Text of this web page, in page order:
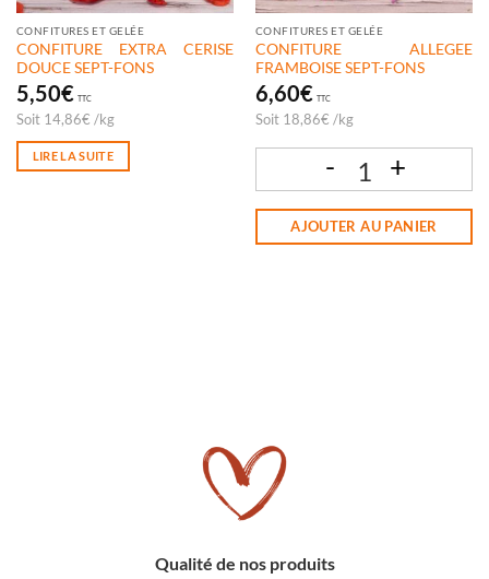
CONFITURES ET GELÉE
CONFITURE EXTRA CERISE
DOUCE SEPT-FONS
5,50€ TTC
Soit 14,86€ /kg
LIRE LA SUITE
CONFITURES ET GELÉE
CONFITURE ALLEGEE
FRAMBOISE SEPT-FONS
6,60€ TTC
Soit 18,86€ /kg
AJOUTER AU PANIER
Qualité de nos produits